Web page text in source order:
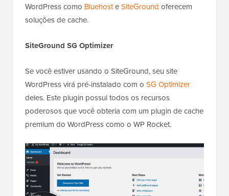
WordPress como BluehosteSiteGround oferecem
soluções de cache.
SiteGround SG Optimizer
Se você estiver usando o SiteGround, seu site
WordPress virá pré-instalado com o SG Optimizer
deles. Este plugin possui todos os recursos
poderosos que você obteria com um plugin de cache
premium do WordPress como o WP Rocket.